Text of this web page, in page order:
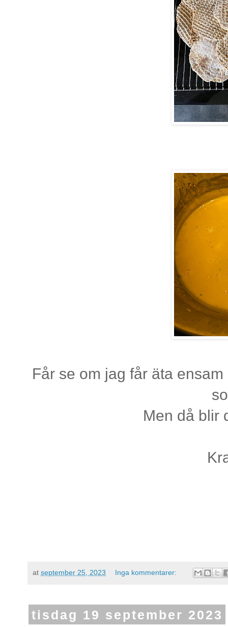
Får se om jag får äta
Men då blir
at september 25, 2023 Inga kommentarer:
tisdag 19 september 2023